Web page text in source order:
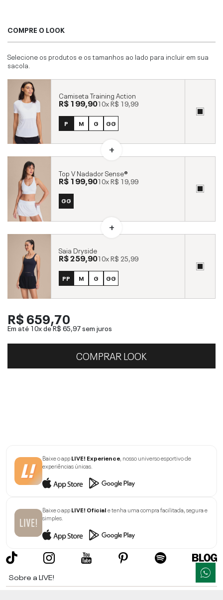
COMPRE O LOOK
Selecione os produtos e os tamanhos ao lado para incluir em sua
sacola.
Camiseta Training Action
R$ 199,9010xR$ 19,99
P M G GG
Top V Nadador Sense®
R$ 199,9010xR$ 19,99
GG
Saia Dryside
R$ 259,9010xR$ 25,99
PP M G GG
R$ 659,70
Em até 10x deR$ 65,97sem juros
COMPRAR LOOK
Baixe o appLIVE! Experience, nosso universo esportivo de
experiências únicas.
Baixe o appLIVE! Oficiale tenha uma compra facilitada, segura e
simples.
Sobre a LIVE!